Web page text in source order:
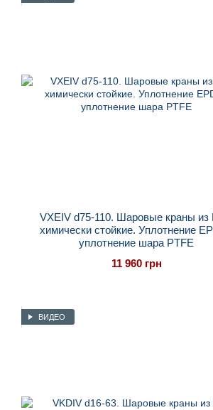
VXEIV d75-110. Шаровые краны
химически стойкие. Уплотнение
уплотнение шара PTFE
11 960 грн
ВИДЕО